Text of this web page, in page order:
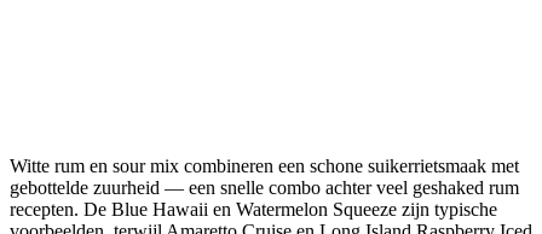
Witte rum en sour mix combineren een schone suikerrietsmaak met
gebottelde zuurheid — een snelle combo achter veel geshaked rum
recepten. De Blue Hawaii en Watermelon Squeeze zijn typische